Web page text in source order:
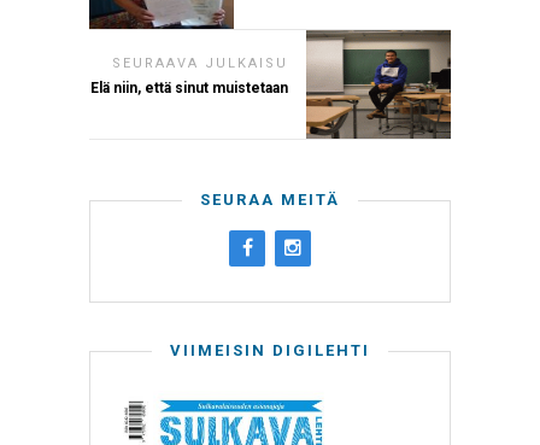
SEURAAVA JULKAISU
Elä niin, että sinut muistetaan
SEURAA MEITÄ
VIIMEISIN DIGILEHTI